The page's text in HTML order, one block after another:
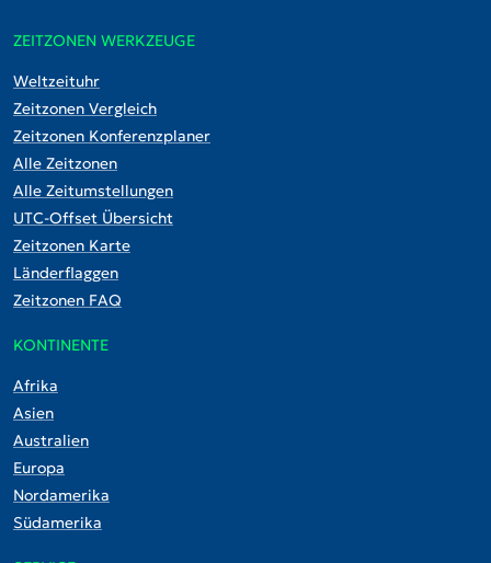
ZEITZONEN WERKZEUGE
Weltzeituhr
Zeitzonen Vergleich
Zeitzonen Konferenzplaner
Alle Zeitzonen
Alle Zeitumstellungen
UTC-Offset Übersicht
Zeitzonen Karte
Länderflaggen
Zeitzonen FAQ
KONTINENTE
Afrika
Asien
Australien
Europa
Nordamerika
Südamerika